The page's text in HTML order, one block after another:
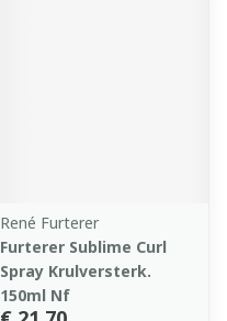
René Furterer
Furterer Sublime Curl
Spray Krulversterk.
150ml Nf